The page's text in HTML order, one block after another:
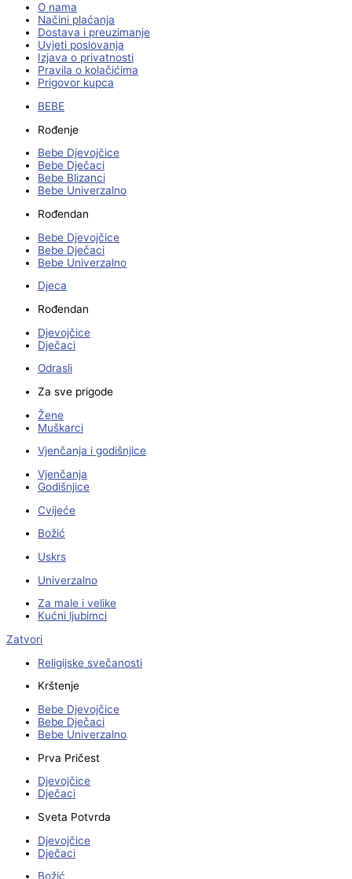
O nama
Načini plaćanja
Dostava i preuzimanje
Uvjeti poslovanja
Izjava o privatnosti
Pravila o kolačićima
Prigovor kupca
BEBE
Rođenje
Bebe Djevojčice
Bebe Dječaci
Bebe Blizanci
Bebe Univerzalno
Rođendan
Bebe Djevojčice
Bebe Dječaci
Bebe Univerzalno
Djeca
Rođendan
Djevojčice
Dječaci
Odrasli
Za sve prigode
Žene
Muškarci
Vjenčanja i godišnjice
Vjenčanja
Godišnjice
Cvijeće
Božić
Uskrs
Univerzalno
Za male i velike
Kućni ljubimci
Zatvori
Religijske svečanosti
Krštenje
Bebe Djevojčice
Bebe Dječaci
Bebe Univerzalno
Prva Pričest
Djevojčice
Dječaci
Sveta Potvrda
Djevojčice
Dječaci
Božić